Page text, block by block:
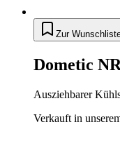
Zur
Dometic
Ausziehbarer
Verkauft in